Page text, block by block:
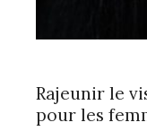
Rajeunir le
pour les